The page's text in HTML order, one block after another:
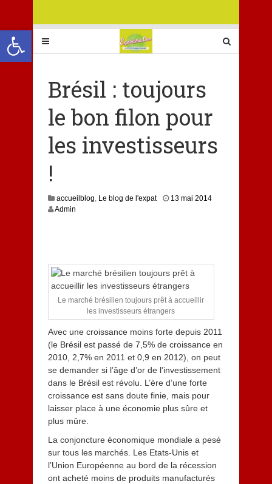
Ouvrir la barre d’outils
Brésil : toujours
le bon filon pour
les investisseurs
!
accueilblog, Le blog de l'expat 13 mai 20141
0
Admin
Le marché brésilien toujours prêt à accueillir
les investisseurs étrangers
Avec une croissance moins forte depuis 2011
(le Brésil est passé de 7,5% de croissance en
2010, 2,7% en 2011 et 0,9 en 2012), on peut
se demander si l’âge d’or de l’investissement
dans le Brésil est révolu. L’ère d’une forte
croissance est sans doute finie, mais pour
laisser place à une économie plus sûre et
plus mûre.
La conjoncture économique mondiale a pesé
sur tous les marchés. Les Etats-Unis et
l’Union Européenne au bord de la récession
ont acheté moins de produits manufacturés